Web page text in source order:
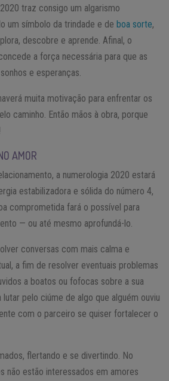
traz consigo um algarismo
um símbolo da trindade e de boa sorte,
descobre e aprende. Afinal, o
a força necessária para que as
e esperanças.
muita motivação para enfrentar os
caminho. Então mãos à obra, porque
AMOR
a numerologia 2020 estará
estabilizadora e sólida do número 4,
comprometida fará o possível para
— ou até mesmo aprofundá-lo.
conversas com mais calma e
a fim de resolver eventuais problemas
a boatos ou fofocas sobre a sua
lutar pelo ciúme de algo que alguém ouviu
com o parceiro se quiser fortalecer o
flertando e se divertindo. No
não estão interessados em amores